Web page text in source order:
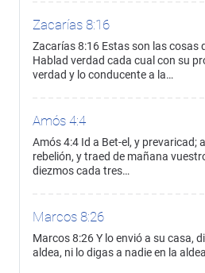
Zacarías 8:16
Zacarías 8:16 Estas son las cosas
Hablad verdad cada cual con su
verdad y lo conducente a la…
Amós 4:4
Amós 4:4 Id a Bet-el, y prevaricad;
rebelión, y traed de mañana
diezmos cada tres…
Marcos 8:26
Marcos 8:26 Y lo envió a su casa,
aldea, ni lo digas a nadie en la